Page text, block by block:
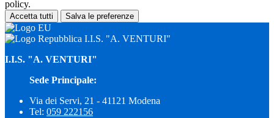
policy.
Accetta tutti Salva le preferenze
I.I.S. "A. VENTURI"
I.I.S. "A. VENTURI"
Sede Principale:
Via dei Servi, 21 - 41121 Modena
Tel: 059 222156